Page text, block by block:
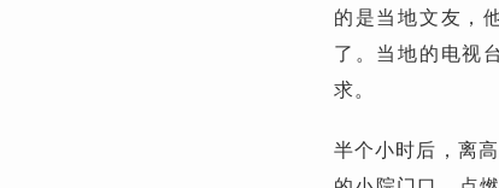
的是当地文友，
了。当地的电视
求。
半个小时后，离